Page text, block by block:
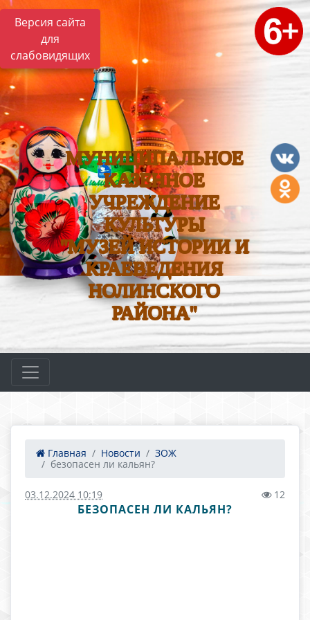
Версия сайта
для
слабовидящих
МУНИЦИПАЛЬНОЕ
КАЗЕННОЕ
УЧРЕЖДЕНИЕ
КУЛЬТУРЫ
"МУЗЕЙ ИСТОРИИ И
КРАЕВЕДЕНИЯ
НОЛИНСКОГО
РАЙОНА"
Главная Новости
ЗОЖ
безопасен ли кальян?
03.12.2024 10:19 12
БЕЗОПАСЕН ЛИ КАЛЬЯН?